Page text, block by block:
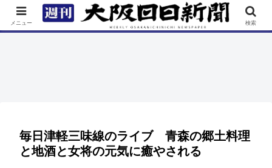
TOP 特集 ニュース 連載 街ネタ イベント
毎日津軽三味線のライブ 青森の郷土料理
と地酒と女将の元気に癒やされる
メニュー 検索